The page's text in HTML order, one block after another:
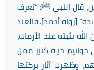
قال النبي ﷺ: “تعرف
[رواه أحمد]. فالعبد
يثبته عند الأزمات،
حياة كثير ممن
وظهرت آثار بركتها